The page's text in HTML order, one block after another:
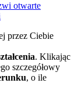
otwarte
przez Ciebie
. Klikając
szczegółowy
, o ile